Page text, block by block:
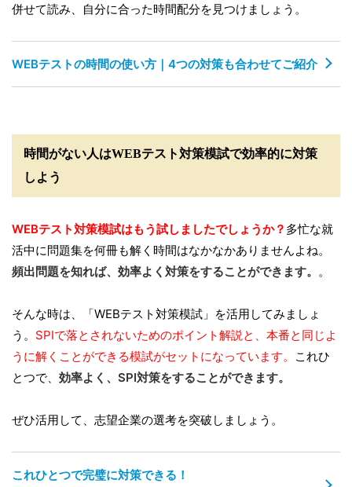
併せて読み、自分に合った時間配分を見つけましょう。
WEBテストの時間の使い方｜4つの対策も合わせてご紹介
時間がない人はWEBテスト対策模試で効率的に対策
しよう
WEBテスト対策模試はもう試しましたでしょうか？ 多忙な就
活中に問題集を何冊も解く時間はなかなかありませんよね。
頻出問題を知れば、効率よく対策をすることができます。 。
そんな時は、「WEBテスト対策模試」を活用してみましょ
う。 SPIで落とされないためのポイント解説と、本番と同じよ
うに解くことができる模試がセットになっています。
これひ
とつで、 効率よく、SPI対策をすることができます。
ぜひ活用して、志望企業の選考を突破しましょう。
これひとつで完璧に対策できる！